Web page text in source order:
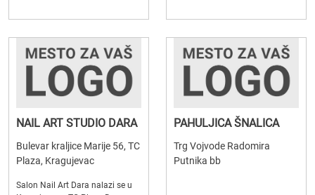
NAIL ART STUDIO DARA
Bulevar kraljice Marije 56, TC
Plaza, Kragujevac
Salon Nail Art Dara nalazi se u
PAHULJICA ŠNALICA
Trg Vojvode Radomira
Putnika bb